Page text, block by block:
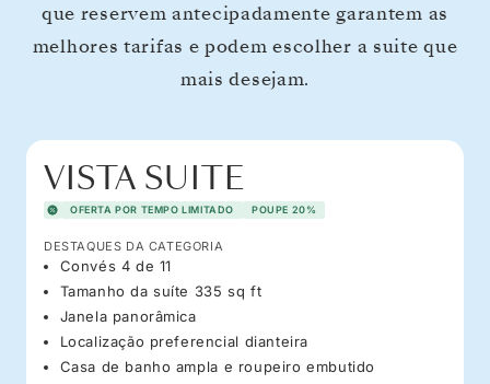
que reservem antecipadamente garantem as
melhores tarifas e podem escolher a suite que
mais desejam.
VISTA SUITE
OFERTA POR TEMPO LIMITADO POUPE 20%
DESTAQUES DA CATEGORIA
Convés 4 de 11
Tamanho da suíte 335 sq ft
Janela panorâmica
Localização preferencial dianteira
Casa de banho ampla e roupeiro embutido